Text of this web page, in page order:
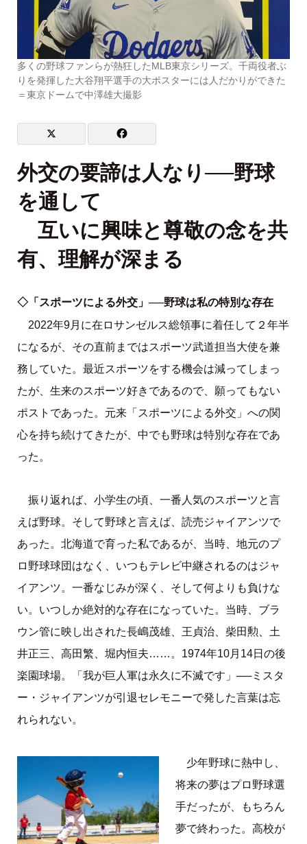
多くの野球ファンらが熱狂したMLB東京シリーズ。千両役者ぶ
りを発揮した大谷翔平選手の大ポスターには人だかりができた
＝東京ドームで中澤雄大撮影
外交の要諦は人なり──野球
を通して
互いに興味と尊敬の念を共
有、理解が深まる
◇「スポーツによる外交」──野球は私の特別な存在
2022年9月に在ロサンゼルス総領事に着任して２年半
になるが、その直前まではスポーツ武道担当大使を兼
務していた。最近スポーツをする機会は減ってしまっ
たが、生来のスポーツ好きであるので、願ってもない
ポストであった。元来「スポーツによる外交」への関
心を持ち続けてきたが、中でも野球は特別な存在であ
った。
振り返れば、小学生の頃、一番人気のスポーツと言
えば野球。そして野球と言えば、読売ジャイアンツで
あった。北海道で育った私であるが、当時、地元のプ
ロ野球球団はなく、いつもテレビ中継されるのはジャ
イアンツ。一番なじみが深く、そして何よりも負けな
い。いつしか絶対的な存在になっていた。当時、ブラ
ウン管に映し出された長嶋茂雄、王貞治、柴田勲、土
井正三、高田繁、堀内恒夫……。1974年10月14日の後
楽園球場。「我が巨人軍は永久に不滅です」──ミスタ
ー・ジャイアンツが引退セレモニーで発した言葉は忘
れられない。
少年野球に熱中し、
将来の夢はプロ野球選
手だったが、もちろん
夢で終わった。高校が